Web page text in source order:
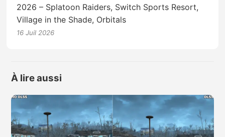
2026 – Splatoon Raiders, Switch Sports Resort,
Village in the Shade, Orbitals
16 Juil 2026
À lire aussi